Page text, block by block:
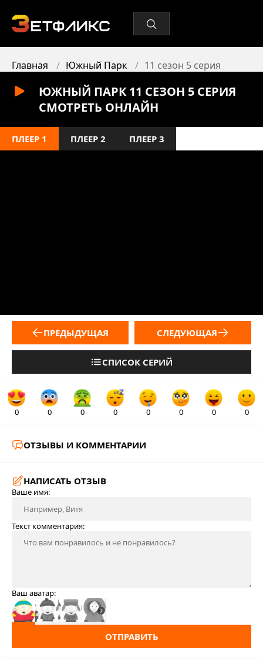
Главная Южный Парк 11 сезон 5 серия
ЮЖНЫЙ ПАРК 11 СЕЗОН 5 СЕРИЯ
СМОТРЕТЬ ОНЛАЙН
ПЛЕЕР 1 ПЛЕЕР 2 ПЛЕЕР 3
ПРЕДЫДУЩАЯ
СПИСОК СЕРИЙ
СЛЕДУЮЩАЯ
0 0 0 0 0 0 0 0
ОТЗЫВЫ И КОММЕНТАРИИ
НАПИСАТЬ ОТЗЫВ
Ваше имя:
Текст комментария:
Ваш аватар:
ОТПРАВИТЬ